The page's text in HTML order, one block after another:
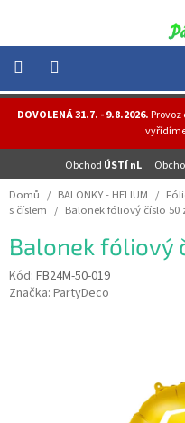
obsah
DOVOLENÁ 31.7. - 9.8.2026.Provoz
Obchod ÚSTÍ nL
NOVINKY
HELIUM
-
OSLAVY
MASKY
Domů / BALONKY - HELIUM /
s číslem / Balonek fóliový číslo 50
Balonek fóliový
Kód: FB24M-50-019
Značka: PartyDeco